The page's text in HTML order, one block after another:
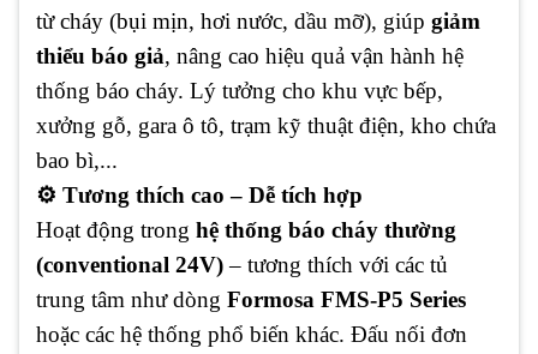
từ cháy (bụi mịn, hơi nước, dầu mỡ), giúp giảm
thiểu báo giả, nâng cao hiệu quả vận hành hệ
thống báo cháy. Lý tưởng cho khu vực bếp,
xưởng gỗ, gara ô tô, trạm kỹ thuật điện, kho chứa
bao bì,...
⚙️ Tương thích cao – Dễ tích hợp
Hoạt động trong hệ thống báo cháy thường
(conventional 24V)– tương thích với các tủ
trung tâm như dòng Formosa FMS-P5 Series
hoặc các hệ thống phổ biến khác. Đấu nối đơn